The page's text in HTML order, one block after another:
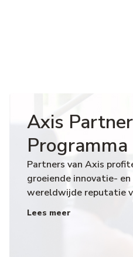
Axis Partner
Programma
Partners van Axis
groeiende innovatie-
wereldwijde reputatie
Lees meer